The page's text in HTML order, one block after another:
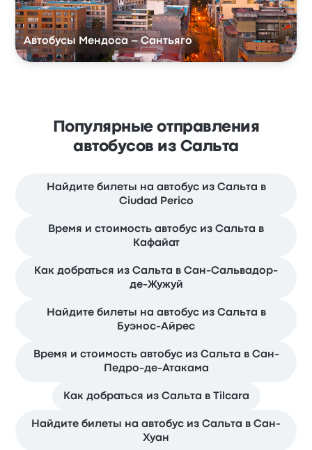
Автобусы Мендоса – Сантьяго
Популярные отправления
автобусов из Сальта
Найдите билеты на автобус из Сальта в
Ciudad Perico
Время и стоимость автобус из Сальта в
Кафайат
Как добраться из Сальта в Сан-Сальвадор-
де-Жужуй
Найдите билеты на автобус из Сальта в
Буэнос-Айрес
Время и стоимость автобус из Сальта в Сан-
Педро-де-Атакама
Как добраться из Сальта в Tilcara
Найдите билеты на автобус из Сальта в Сан-
Хуан